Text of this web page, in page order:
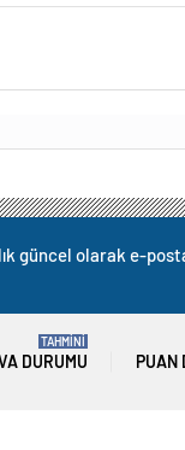
güncel olarak e-
DURUMU
TAHMİNİ
PUAN